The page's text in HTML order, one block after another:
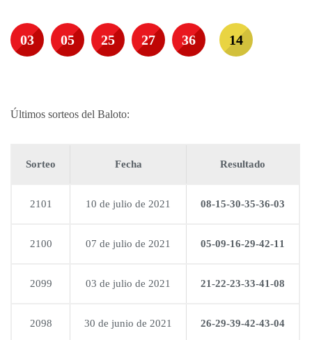
03 05 25 27 36 14
Últimos sorteos del Baloto:
Sorteo Fecha Resultado
2101 10 de julio de 2021 08-15-30-35-36-03
2100 07 de julio de 2021 05-09-16-29-42-11
2099 03 de julio de 2021 21-22-23-33-41-08
2098 30 de junio de 2021 26-29-39-42-43-04